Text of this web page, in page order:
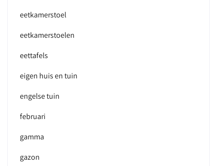
eetkamerstoel
eetkamerstoelen
eettafels
eigen huis en tuin
engelse tuin
februari
gamma
gazon